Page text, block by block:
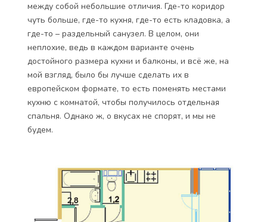
между собой небольшие отличия. Где-то коридор
чуть больше, где-то кухня, где-то есть кладовка, а
где-то – раздельный санузел. В целом, они
неплохие, ведь в каждом варианте очень
достойного размера кухни и балконы, и всё же, на
мой взгляд, было бы лучше сделать их в
европейском формате, то есть поменять местами
кухню с комнатой, чтобы получилось отдельная
спальня. Однако ж, о вкусах не спорят, и мы не
будем.